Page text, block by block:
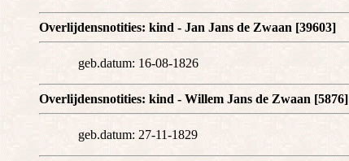
Overlijdensnotities: kind - Jan Jans de Zwaan [39603]
geb.datum: 16-08-1826
Overlijdensnotities: kind - Willem Jans de Zwaan [5876]
geb.datum: 27-11-1829